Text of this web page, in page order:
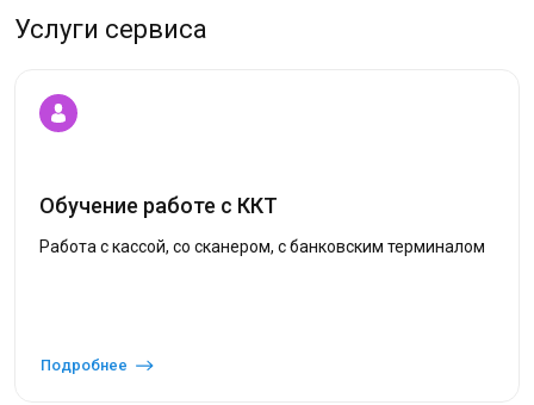
Услуги сервиса
Обучение работе с ККТ
Работа с кассой, со сканером, с банковским терминалом
Подробнее